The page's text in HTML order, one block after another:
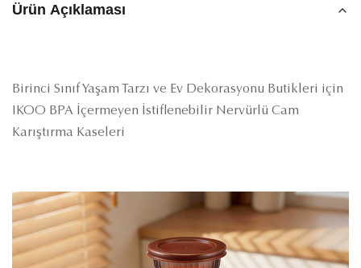
Ürün Açıklaması
Birinci Sınıf Yaşam Tarzı ve Ev Dekorasyonu Butikleri için
IKOO BPA İçermeyen İstiflenebilir Nervürlü Cam
Karıştırma Kaseleri